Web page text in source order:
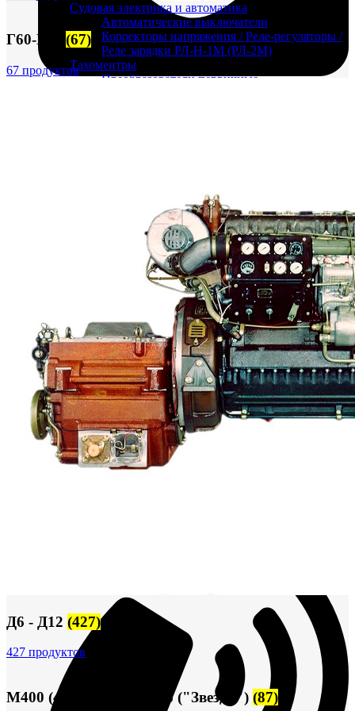
Судовая электрика и автоматика
Автоматические выключатели
Корректоры напряжения / Реле-регуляторы /
Реле зарядки РЛ-Н-1М (РЛ-2М)
Тахоментры
Преобразователи первичные
Другие измерительные приборы
Мегаомметры
Омметры
Фазометры
Частотомеры
Щитовые реле
Электродвигатели
М400 (401), М500, М756 ("Звезда")
Пускатели
Разное
Светильники судовые
Сигнализация и автоматика
Судовая запорная арматура
Фильтры и фильтроэлементы
Корпусы гидравлических фильтров ФГС
Фильтрующие элементы гидравлических фильтров
ФГС
Фильтры гидравлические ФГС в сборе
Фонари
Г60-Г72 (67)
67 продуктов
Д6 - Д12 (427)
427 продуктов
М400 (401), М500, М756 ("Звезда") (87)